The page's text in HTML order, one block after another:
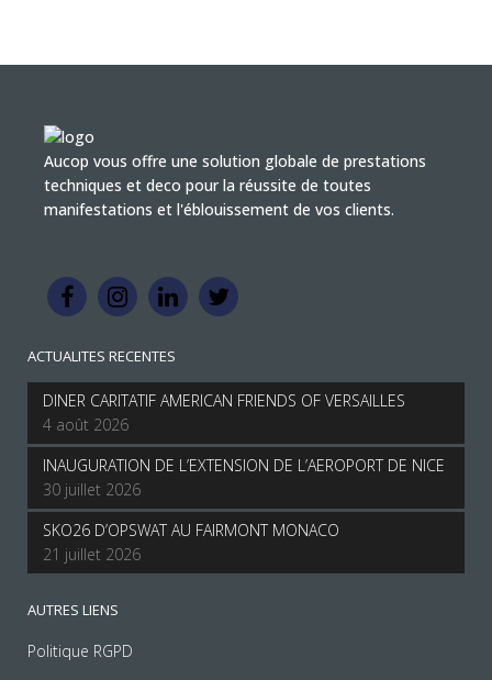
Aucop vous offre une solution globale de prestations
techniques et deco pour la réussite de toutes
manifestations et l'éblouissement de vos clients.
ACTUALITES RECENTES
DINER CARITATIF AMERICAN FRIENDS OF VERSAILLES
4 août 2026
INAUGURATION DE L’EXTENSION DE L’AEROPORT DE NICE
30 juillet 2026
SKO26 D’OPSWAT AU FAIRMONT MONACO
21 juillet 2026
AUTRES LIENS
Politique RGPD